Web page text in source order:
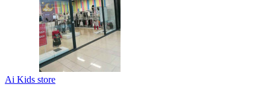
Ai Kids store